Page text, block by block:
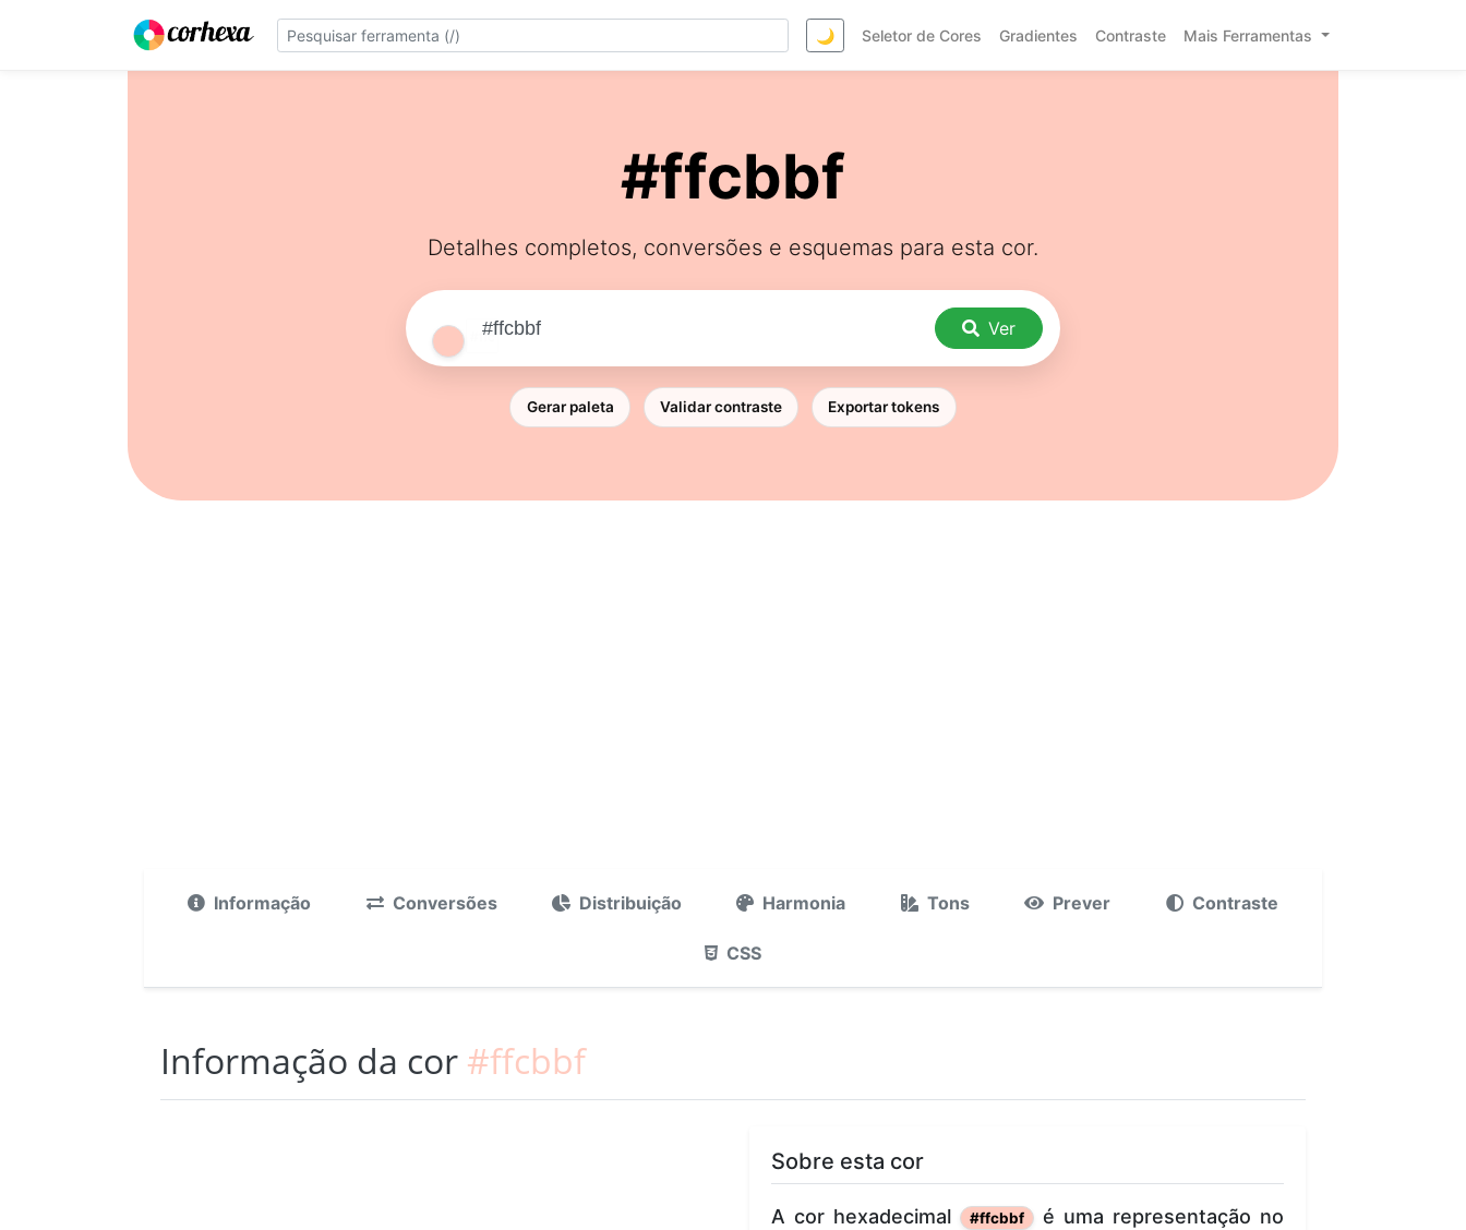
🌙 Seletor de Cores Gradientes Contraste Mais Ferramentas
#ffcbbf
Detalhes completos, conversões e esquemas para esta cor.
Ver
Gerar paleta Validar contraste Exportar tokens
Informação Conversões Distribuição Harmonia Tons Prever Contraste
CSS
Informação da cor #ffcbbf
Sobre esta cor
A cor hexadecimal #ffcbbf
é uma representação no